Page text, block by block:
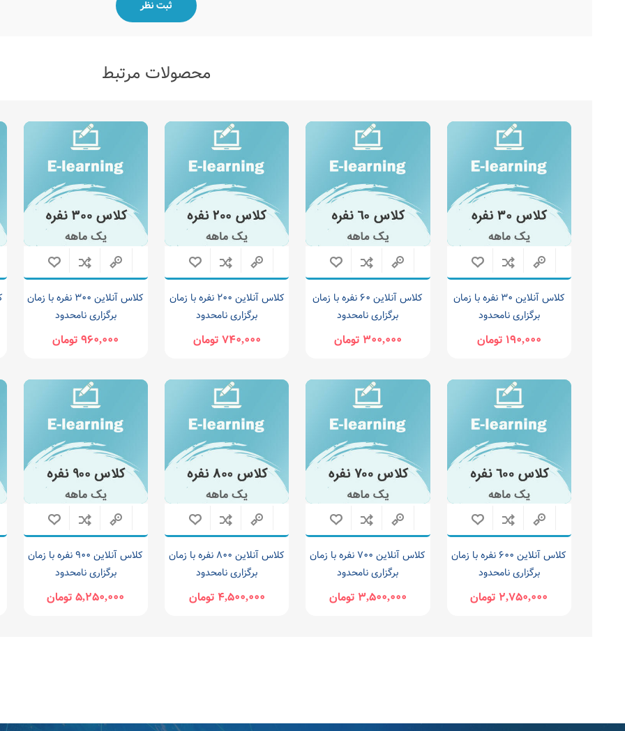
محصولات مرتبط
کلاس آنلاین 30 نفره با زمان
برگزاری نامحدود
190,000 تومان
کلاس آنلاین 60 نفره با زمان
برگزاری نامحدود
300,000 تومان
کلاس آنلاین 200 نفره با زمان
برگزاری نامحدود
740,000 تومان
کلاس آنلاین 300 نفره با زمان
برگزاری نامحدود
960,000 تومان
کلاس آنلاین 600 نفره با زمان
برگزاری نامحدود
2,750,000 تومان
کلاس آنلاین 700 نفره با زمان
برگزاری نامحدود
3,500,000 تومان
کلاس آنلاین 800 نفره با زمان
برگزاری نامحدود
4,500,000 تومان
کلاس آنلاین 900 نفره با زمان
برگزاری نامحدود
5,250,000 تومان